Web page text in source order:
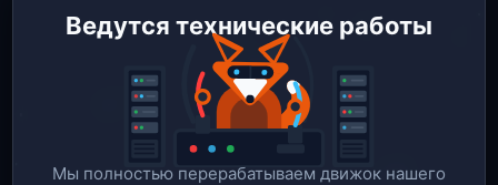
Ведутся технические работы
Мы полностью перерабатываем движок нашего